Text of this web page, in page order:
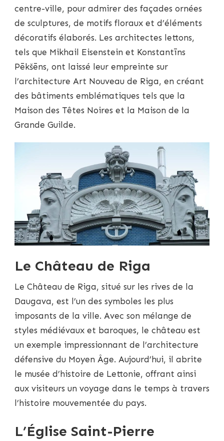
centre-ville, pour admirer des façades ornées
de sculptures, de motifs floraux et d’éléments
décoratifs élaborés. Les architectes lettons,
tels que Mikhail Eisenstein et Konstantīns
Pēkšēns, ont laissé leur empreinte sur
l’architecture Art Nouveau de Riga, en créant
des bâtiments emblématiques tels que la
Maison des Têtes Noires et la Maison de la
Grande Guilde.
Le Château de Riga
Le Château de Riga, situé sur les rives de la
Daugava, est l’un des symboles les plus
imposants de la ville. Avec son mélange de
styles médiévaux et baroques, le château est
un exemple impressionnant de l’architecture
défensive du Moyen Âge. Aujourd’hui, il abrite
le musée d’histoire de Lettonie, offrant ainsi
aux visiteurs un voyage dans le temps à travers
l’histoire mouvementée du pays.
L’Église Saint-Pierre